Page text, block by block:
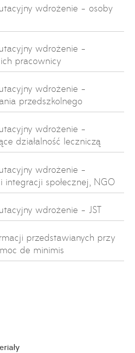
wdrożenie - osoby
wdrożenie -
pracownicy
wdrożenie -
przedszkolnego
wdrożenie -
działalność leczniczą
wdrożenie -
społecznej, NGO
wdrożenie - JST
przedstawianych przy
de minimis